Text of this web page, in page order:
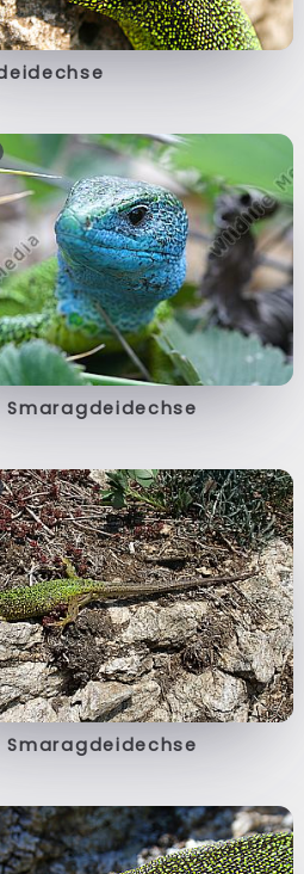
Smaragdeidechse
Smaragdeidechse